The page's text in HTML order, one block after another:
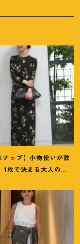
ナップ】小物使いが鉄
1枚で決まる大人の